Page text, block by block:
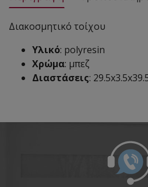
Διακοσμητικό τοίχου
Υλικό: polyresin
Χρώμα: μπεζ
Διαστάσεις: